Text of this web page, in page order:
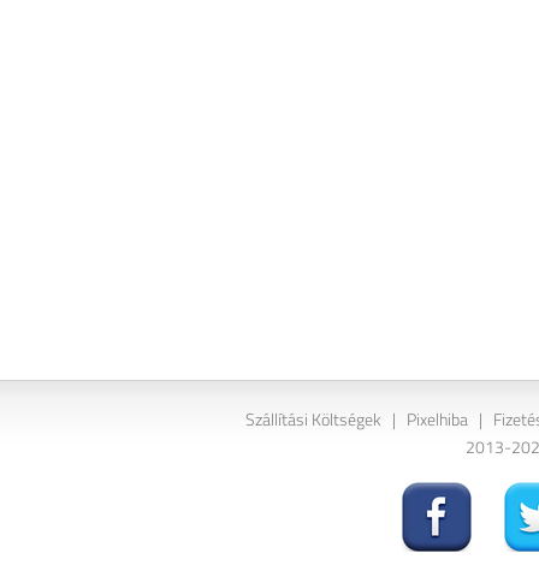
Szállítási Költségek | Pixelhiba |
2013-